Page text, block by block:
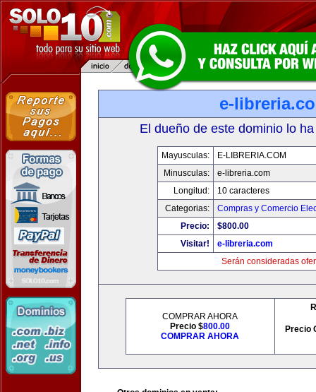
e-
El dueño de este dominio lo
Mayusculas:
E-LIBRERIA.COM
Minusculas:
e-libreria.com
Longitud:
10 caracteres
Categorias:
Compras y Comercio
Precio:
$800.00
Visitar!
e-libreria.com
Serán consideradas
COMPRAR AHORA
Precio $800.00
COMPRAR AHORA
Precio